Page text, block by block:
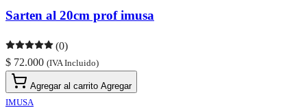
Sarten al 20cm prof imusa
(0)
$ 72.000 (IVA Incluido)
Agregar al carrito Agregar
IMUSA